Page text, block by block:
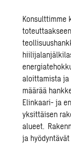
Konsulttimme
aloittamista ja
määrää
Elinkaari- ja
yksittäisen
alueet.
ja